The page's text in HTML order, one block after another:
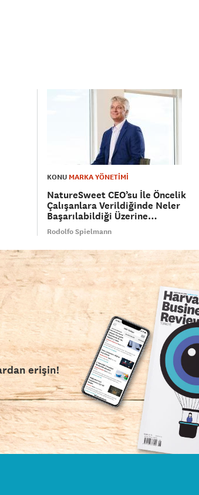
KONU MARKA YÖNETİMİ
NatureSweet CEO’su İle Öncelik
Çalışanlara Verildiğinde Neler
Başarılabildiği Üzerine…
Rodolfo Spielmann
erişin!